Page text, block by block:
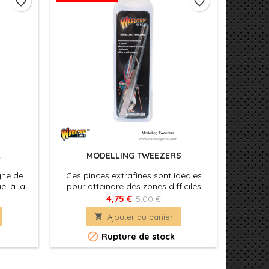
de
à la
en
des
la
pour
MODELLING TWEEZERS
Ces pinces extrafines sont idéales
pour atteindre des zones difficiles
d'accès, puis cueillir, tenir et placer de
très petites pièces et composants
avec une grande précision.
4,75 € 5,00 €
 Ajouter au panier
 Rupture de stock